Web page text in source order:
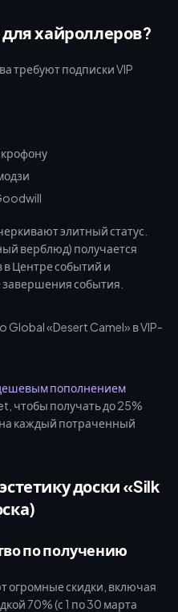
точная стоимость
и пошаговые
досок с
счета.
хайроллеров?
требуют подписки VIP
элитный статус.
верблюд) получается
Центре событий и
завершения события.
пополнением
чтобы получать до 25%
каждый потраченный
доски «Silk
по получению
огромные скидки, включая
70% (с 1 по 30 марта